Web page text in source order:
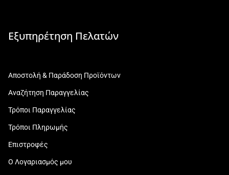
Εξυπηρέτηση Πελατών
Αποστολή & Παράδοση Προϊόντων
Αναζήτηση Παραγγελίας
Τρόποι Παραγγελίας
Τρόποι Πληρωμής
Επιστροφές
Ο Λογαριασμός μου